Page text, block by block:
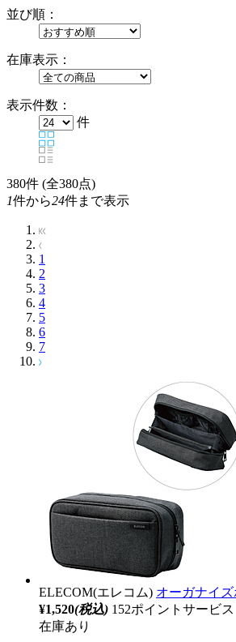
並び順：
在庫表示：
表示件数：
件
380件 (全380点)
1件から24件まで表示
1
2
3
4
5
6
7
ELECOM(エレコム) オーガナイ
¥1,520(税込) 152ポイントサービス
在庫あり